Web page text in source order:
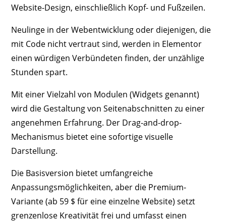
Website-Design, einschließlich Kopf- und Fußzeilen.
Neulinge in der Webentwicklung oder diejenigen, die
mit Code nicht vertraut sind, werden in Elementor
einen würdigen Verbündeten finden, der unzählige
Stunden spart.
Mit einer Vielzahl von Modulen (Widgets genannt)
wird die Gestaltung von Seitenabschnitten zu einer
angenehmen Erfahrung. Der Drag-and-drop-
Mechanismus bietet eine sofortige visuelle
Darstellung.
Die Basisversion bietet umfangreiche
Anpassungsmöglichkeiten, aber die Premium-
Variante (ab 59 $ für eine einzelne Website) setzt
grenzenlose Kreativität frei und umfasst einen